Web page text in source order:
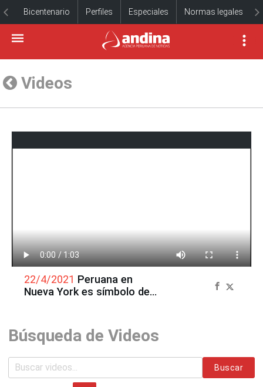
Bicentenario Perfiles Especiales Normas legales
Videos
22/4/2021 Peruana en
Nueva York es símbolo de
Búsqueda de Videos
Buscar